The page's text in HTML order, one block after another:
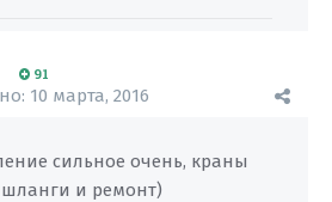
91
10 марта, 2016
сильное очень, краны
и ремонт)